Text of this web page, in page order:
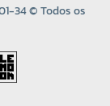
34 © Todos os